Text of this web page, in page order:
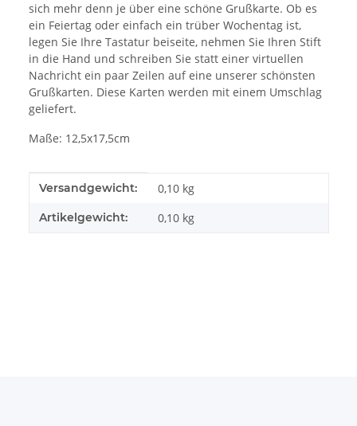
sich mehr denn je über eine schöne Grußkarte. Ob es
ein Feiertag oder einfach ein trüber Wochentag ist,
legen Sie Ihre Tastatur beiseite, nehmen Sie Ihren Stift
in die Hand und schreiben Sie statt einer virtuellen
Nachricht ein paar Zeilen auf eine unserer schönsten
Grußkarten. Diese Karten werden mit einem Umschlag
geliefert.
Maße: 12,5x17,5cm
Produkteigenschaft
Wert
Versandgewicht: 0,10 kg
Artikelgewicht: 0,10 kg